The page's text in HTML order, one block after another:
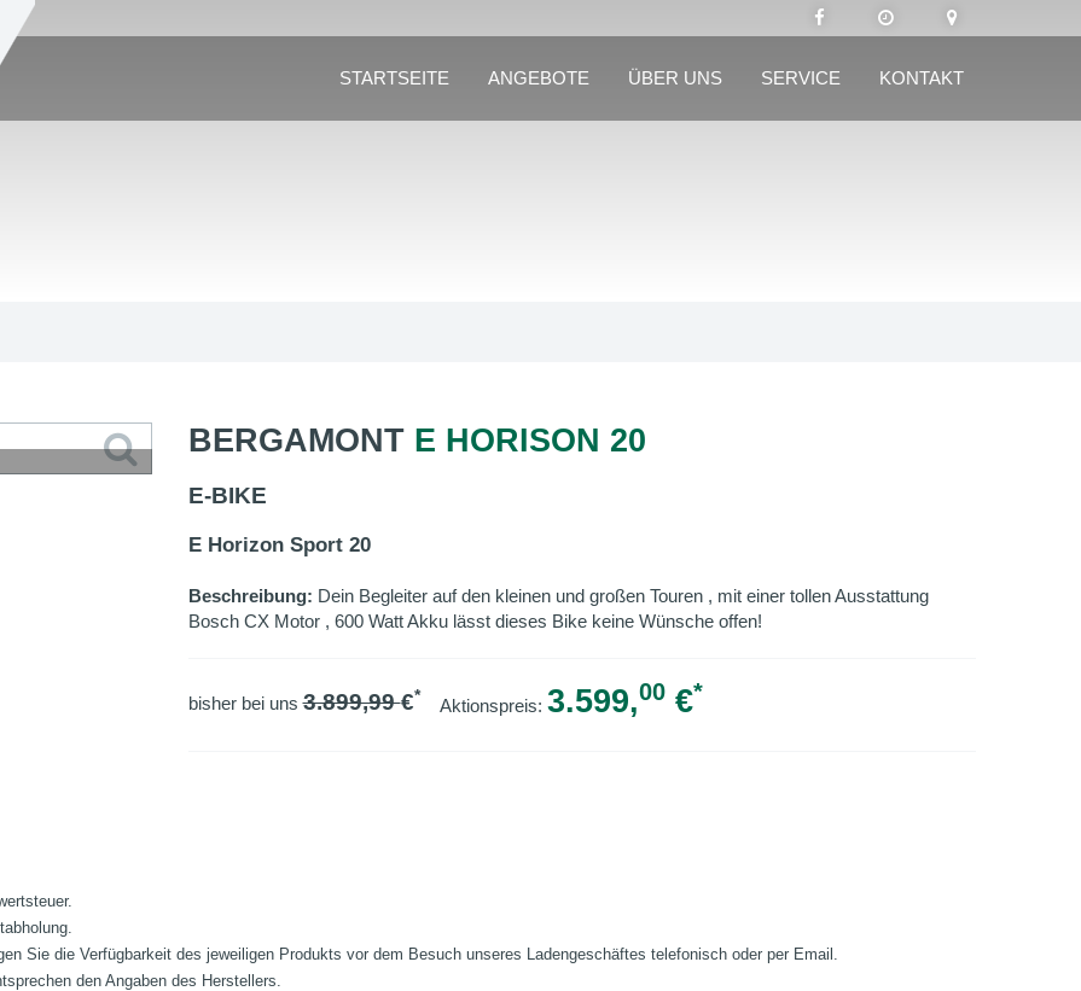
STARTSEITE ANGEBOTE ÜBER UNS SERVICE KONTAKT
BERGAMONT E HORISON 20
E-BIKE
E Horizon Sport 20
Beschreibung: Dein Begleiter auf den kleinen und großen Touren , mit einer tollen Ausstattung
Bosch CX Motor , 600 Watt Akku lässt dieses Bike keine Wünsche offen!
bisher bei uns3.899,99€*
Aktionspreis: 3.599,00€*
Sie die Verfügbarkeit des jeweiligen Produkts vor dem Besuch unseres Ladengeschäftes telefonisch oder per Email.
den Angaben des Herstellers.